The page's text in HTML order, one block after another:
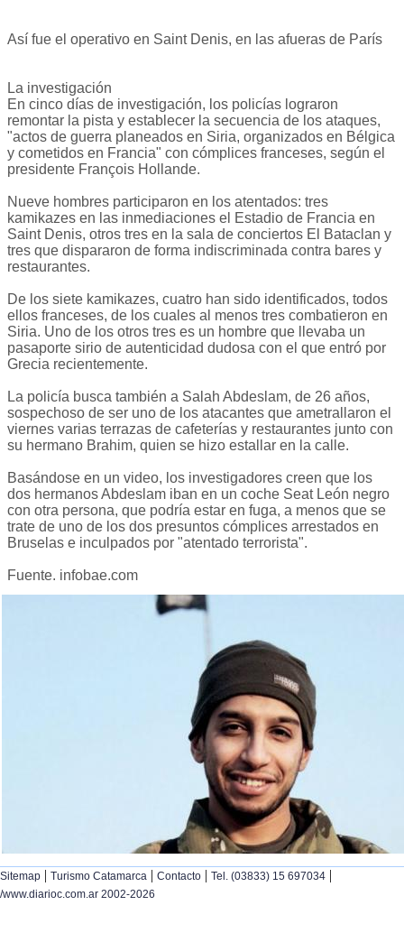
Así fue el operativo en Saint Denis, en las afueras de París
La investigación
En cinco días de investigación, los policías lograron
remontar la pista y establecer la secuencia de los ataques,
"actos de guerra planeados en Siria, organizados en Bélgica
y cometidos en Francia" con cómplices franceses, según el
presidente François Hollande.
Nueve hombres participaron en los atentados: tres
kamikazes en las inmediaciones el Estadio de Francia en
Saint Denis, otros tres en la sala de conciertos El Bataclan y
tres que dispararon de forma indiscriminada contra bares y
restaurantes.
De los siete kamikazes, cuatro han sido identificados, todos
ellos franceses, de los cuales al menos tres combatieron en
Siria. Uno de los otros tres es un hombre que llevaba un
pasaporte sirio de autenticidad dudosa con el que entró por
Grecia recientemente.
La policía busca también a Salah Abdeslam, de 26 años,
sospechoso de ser uno de los atacantes que ametrallaron el
viernes varias terrazas de cafeterías y restaurantes junto con
su hermano Brahim, quien se hizo estallar en la calle.
Basándose en un video, los investigadores creen que los
dos hermanos Abdeslam iban en un coche Seat León negro
con otra persona, que podría estar en fuga, a menos que se
trate de uno de los dos presuntos cómplices arrestados en
Bruselas e inculpados por "atentado terrorista".
Fuente. infobae.com
Sitemap | Turismo Catamarca | Contacto | Tel. (03833) 15 697034 |
/www.diarioc.com.ar 2002-2026